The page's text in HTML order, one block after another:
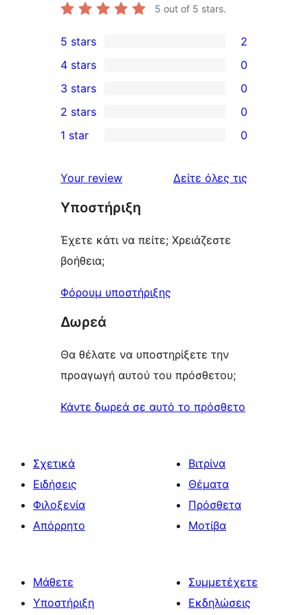
5 out of 5 stars.
2
5-
star
reviews
5 stars 2
4-
star
reviews
4 stars 0
0
3-
star
3 stars 0
2-
reviews
2 stars 0
star
reviews
1 star 0
Your review Δείτε όλες τις
Υποστήριξη
Έχετε κάτι να πείτε; Χρειάζεστε
βοήθεια;
Φόρουμ υποστήριξης
Δωρεά
Θα θέλατε να υποστηρίξετε την
προαγωγή αυτού του πρόσθετου;
Κάντε δωρεά σε αυτό το πρόσθετο
Σχετικά
Ειδήσεις
Φιλοξενία
Απόρρητο
Βιτρίνα
Θέματα
Πρόσθετα
Μοτίβα
Μάθετε
Υποστήριξη
Συμμετέχετε
Εκδηλώσεις